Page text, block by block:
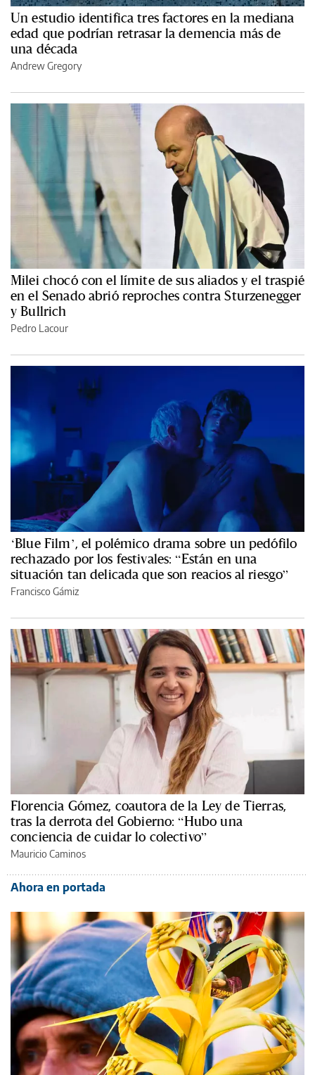
Un estudio identifica tres factores en la mediana
edad que podrían retrasar la demencia más de
una década
Andrew Gregory
Milei chocó con el límite de sus aliados y el traspié
en el Senado abrió reproches contra Sturzenegger
y Bullrich
Pedro Lacour
‘Blue Film’, el polémico drama sobre un pedófilo
rechazado por los festivales: “Están en una
situación tan delicada que son reacios al riesgo”
Francisco Gámiz
Florencia Gómez, coautora de la Ley de Tierras,
tras la derrota del Gobierno: “Hubo una
conciencia de cuidar lo colectivo”
Mauricio Caminos
Ahora en portada